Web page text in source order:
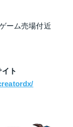
ム売場付近
ト